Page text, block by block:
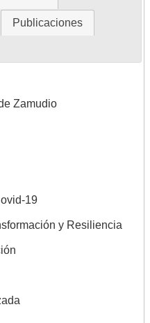
Publicaciones
Zamudio
19
y Resiliencia